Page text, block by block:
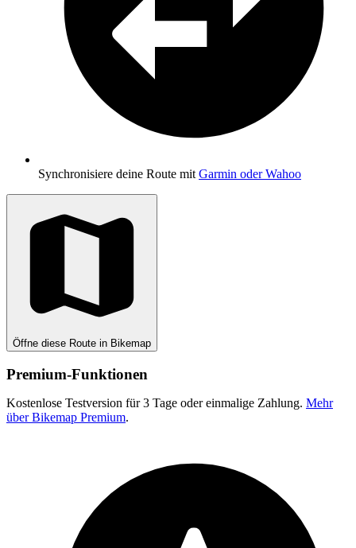
Synchronisiere deine Route mit Garmin oder Wahoo
Öffne diese Route in Bikemap
Premium-Funktionen
Kostenlose Testversion für 3 Tage oder einmalige Zahlung. Mehr
über Bikemap Premium.